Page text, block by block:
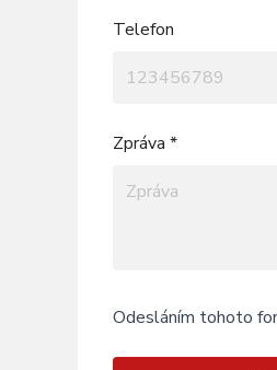
Telefon
Zpráva *
Odesláním tohoto